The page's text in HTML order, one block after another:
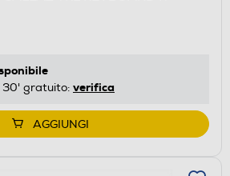
30' gratuito: verifica
AGGIUNGI